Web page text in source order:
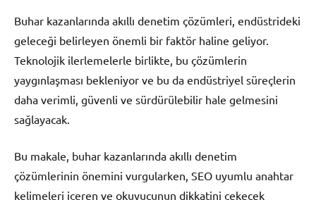
Buhar kazanlarında akıllı denetim çözümleri, endüstrideki
geleceği belirleyen önemli bir faktör haline geliyor.
Teknolojik ilerlemelerle birlikte, bu çözümlerin
yaygınlaşması bekleniyor ve bu da endüstriyel süreçlerin
daha verimli, güvenli ve sürdürülebilir hale gelmesini
sağlayacak.
Bu makale, buhar kazanlarında akıllı denetim
çözümlerinin önemini vurgularken, SEO uyumlu anahtar
kelimeleri içeren ve okuyucunun dikkatini çekecek